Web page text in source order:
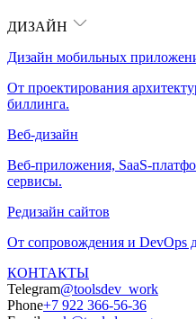
ДИЗАЙН
Дизайн мобильных
От проектирования
биллинга.
Веб-дизайн
Веб-приложения, SaaS-
сервисы.
Редизайн сайтов
От сопровождения и DevOps
КОНТАКТЫ
Telegram@toolsdev_work
Phone+7 922 366-56-36